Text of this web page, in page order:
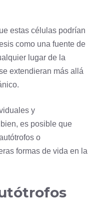
estas células podrían
como una fuente de
lugar de la
extendieran más allá
y
es posible que
o
formas de vida en la